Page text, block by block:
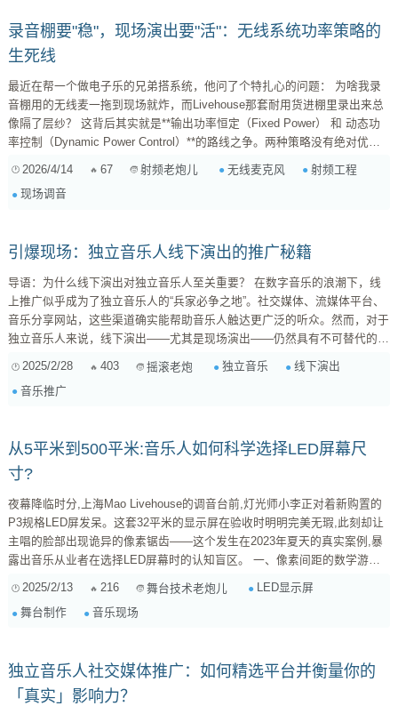
录音棚要"稳"，现场演出要"活"：无线系统功率策略的
生死线
最近在帮一个做电子乐的兄弟搭系统，他问了个特扎心的问题： 为啥我录
音棚用的无线麦一拖到现场就炸，而Livehouse那套耐用货进棚里录出来总
像隔了层纱？ 这背后其实就是**输出功率恒定（Fixed Power） 和 动态功
率控制（Dynamic Power Control）**的路线之争。两种策略没有绝对优
追求的核心指标是 ...
2026/4/14 67 射频老炮儿 无线麦克风
射频工程
现场调音
引爆现场：独立音乐人线下演出的推广秘籍
导语：为什么线下演出对独立音乐人至关重要？ 在数字音乐的浪潮下，线
上推广似乎成为了独立音乐人的“兵家必争之地”。社交媒体、流媒体平台、
音乐分享网站，这些渠道确实能帮助音乐人触达更广泛的听众。然而，对于
独立音乐人来说，线下演出——尤其是现场演出——仍然具有不可替代的价
值。它不仅仅是音乐作品的展示平台，更是音乐人与听众建立深度连接、积
累核心粉丝、提升品牌价值的重要途径。 本文将深入探讨线下演出对于独
立音乐人的重要性，并提供实用的推广策略，帮助你打造令人难忘的现场体
2025/2/28 403 摇滚老炮 独立音乐
线下演出
音乐推广
从5平米到500平米:音乐人如何科学选择LED屏幕尺
寸?
夜幕降临时分,上海Mao Livehouse的调音台前,灯光师小李正对着新购置的
P3规格LED屏发呆。这套32平米的显示屏在验收时明明完美无瑕,此刻却让
主唱的脸部出现诡异的像素锯齿——这个发生在2023年夏天的真实案例,暴
露出音乐从业者在选择LED屏幕时的认知盲区。 一、像素间距的数学游戏
米含1024个LED灯珠的定制屏幕。这种P1.56间距的精密设备,能在15米外呈
现4K级画质,但每平米的功耗竟达800W。我们不妨记住这个公式:最佳观看
2025/2/13 216 舞台技术老炮儿
LED显示屏
舞台制作
音乐现场
独立音乐人社交媒体推广：如何精选平台并衡量你的
「真实」影响力？